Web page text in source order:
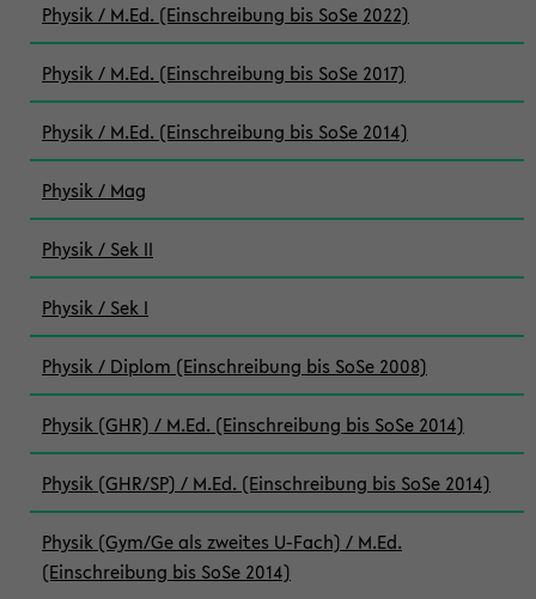
Physik / M.Ed. (Einschreibung bis SoSe 2022)
Physik / M.Ed. (Einschreibung bis SoSe 2017)
Physik / M.Ed. (Einschreibung bis SoSe 2014)
Physik / Mag
Physik / Sek II
Physik / Sek I
Physik / Diplom (Einschreibung bis SoSe 2008)
Physik (GHR) / M.Ed. (Einschreibung bis SoSe 2014)
Physik (GHR/SP) / M.Ed. (Einschreibung bis SoSe 2014)
Physik (Gym/Ge als zweites U-Fach) / M.Ed.
(Einschreibung bis SoSe 2014)